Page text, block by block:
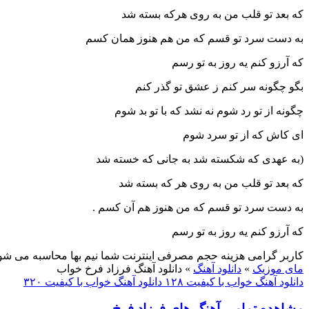
که بعد تو قلب من به روی هرکه بسته شد
به دست سرد تو قسم که من هم هنوز همان کسم
که آرزو کنم یه روز به تو رسم
بگو چگونه سر کنم ز عشق تو گذر کنم
چگونه از تو رد شوم نه نشد که با تو بد شوم
ای کاش که از تو سرد شوم
(به عهدی که شکسته شد به جانی که خسته شد
که بعد تو قلب من به روی هر که بسته شد
به دست سرد تو قسم که من هنوز هم آن کسم .
که آرزو کنم یه روز به تو رسم
کاربر گرامی هزینه حجم مصرفی اینترنت شما نیم بها محاسبه می
مای موزیک » دانلود آهنگ » دانلود آهنگ فرزاد فرخ خواب
دانلود آهنگ خواب با کیفیت ۱۲۸
دانلود آهنگ خواب با کیفیت ۳۲۰